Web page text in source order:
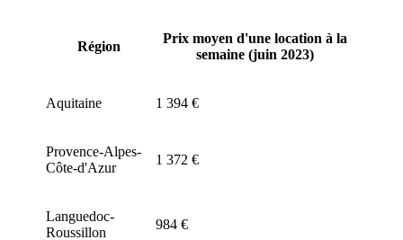
Région
Prix moyen d'une location à la
semaine (juin 2023)
Aquitaine 1 394 €
Provence-Alpes-
Côte-d'Azur
1 372 €
Languedoc-
Roussillon
984 €